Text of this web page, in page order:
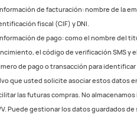
de facturación: nombre de la
fiscal (CIF) y DNI.
de pago: como el nombre del
el código de verificación SMS y
de pago o transacción para
que usted solicite asociar estos datos
las futuras compras. No
Puede gestionar los datos guardados